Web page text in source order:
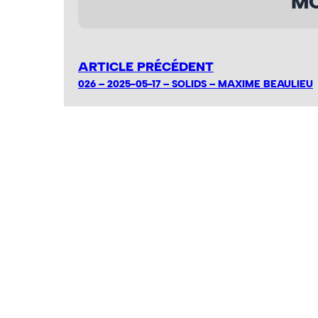
ARTICLE PRÉCÉDENT
026 – 2025-05-17 – SOLIDS – MAXIME BEAULIEU